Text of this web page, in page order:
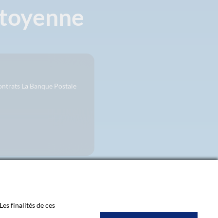
La Banque Postale
finalités de ces